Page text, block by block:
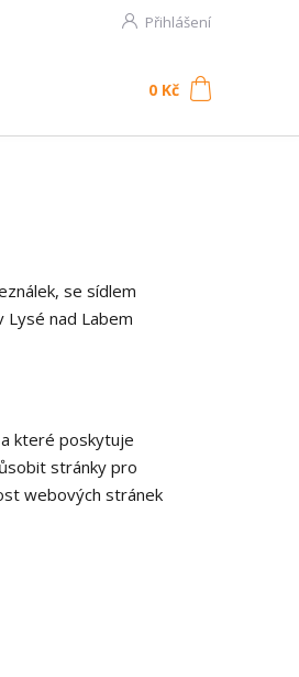
Přihlášení
0 Kč
se sídlem
Lysé nad Labem
které poskytuje
stránky pro
webových stránek